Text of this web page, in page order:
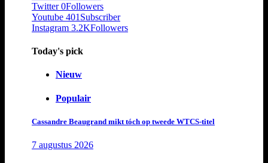
Twitter 0Followers
Youtube 401 Subscriber
Instagram 3.2KFollowers
Today's pick
Nieuw
Populair
Cassandre Beaugrand mikt tóch op tweede WTCS-titel
7 augustus 2026